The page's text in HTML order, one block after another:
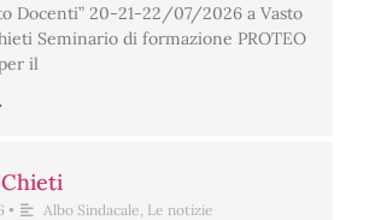
Docenti” 20-21-22/07/2026 a Vasto
Seminario di formazione PROTEO
il
• Albo Sindacale Le notizie